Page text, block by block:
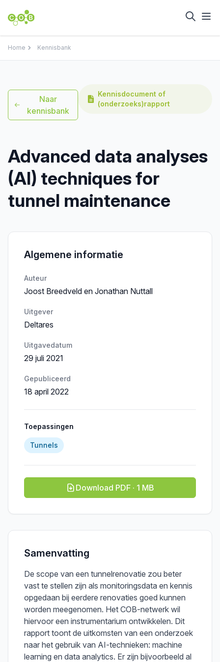
Home Kennisbank
Naar
kennisbank
Kennisdocument of
(onderzoeks)rapport
Advanced data analyses
(Al) techniques for
tunnel maintenance
Algemene informatie
Auteur
Joost Breedveld en Jonathan Nuttall
Uitgever
Deltares
Uitgavedatum
29 juli 2021
Gepubliceerd
18 april 2022
Toepassingen
Tunnels
Download PDF · 1 MB
Samenvatting
De scope van een tunnelrenovatie zou beter
vast te stellen zijn als monitoringsdata en kennis
opgedaan bij eerdere renovaties goed kunnen
worden meegenomen. Het COB-netwerk wil
hiervoor een instrumentarium ontwikkelen. Dit
rapport toont de uitkomsten van een onderzoek
naar het gebruik van AI-technieken: machine
learning en data analytics. Er zijn bijvoorbeeld al